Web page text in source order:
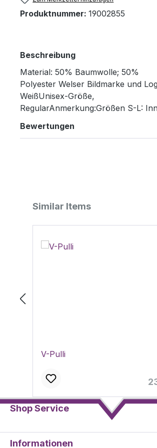
Produktnummer: 19002855
Beschreibung
Material: 50% Baumwolle; 50%
Polyester Welser Bildmarke und
WeißUnisex-Größe,
RegularAnmerkung:Größen S-L:
Bewertungen
Produktgalerie überspringen
Similar Items
V-Pulli
Shop Service
Informationen